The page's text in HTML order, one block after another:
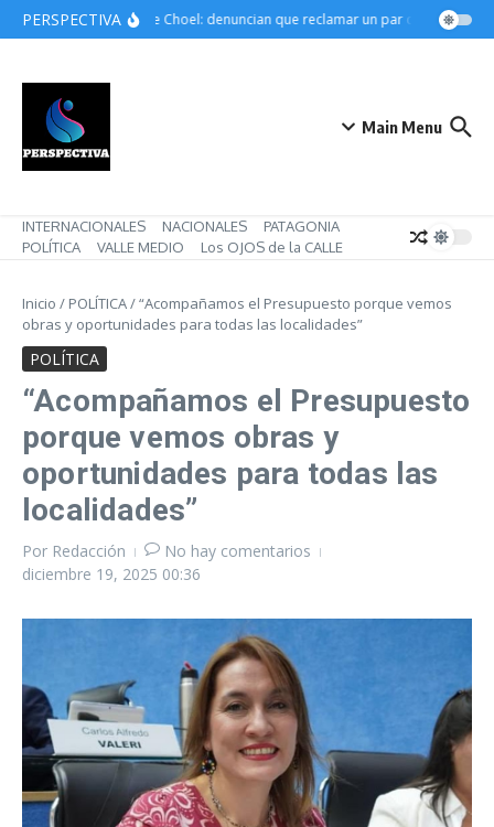
Saltar al contenido
PERSPECTIVAChoele Choel: denuncian que reclamar un par de botines
Main Menu
INTERNACIONALES NACIONALES
PATAGONIA
POLÍTICA
VALLE MEDIO Los OJOS de la CALLE
Inicio / POLÍTICA/“Acompañamos el Presupuesto porque vemos
obras y oportunidades para todas las localidades”
POLÍTICA
“Acompañamos el Presupuesto
porque vemos obras y
oportunidades para todas las
localidades”
Por Redacción
No hay comentarios
diciembre 19, 2025 00:36